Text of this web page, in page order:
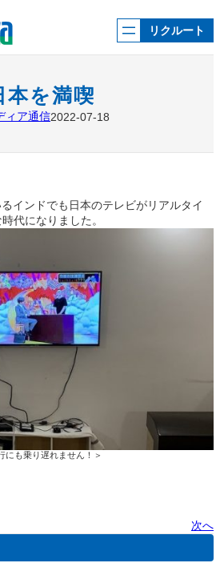
リクルート
本を満喫
ィア通信2022-07-18
インドでも日本のテレビがリアルタイ
代になりました。
にも乗り遅れません！＞
次へ